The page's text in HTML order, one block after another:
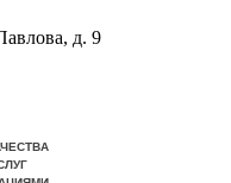
д. 9